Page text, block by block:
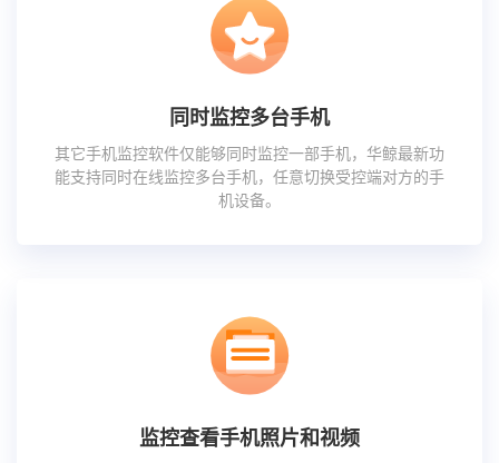
同时监控多台手机
其它手机监控软件仅能够同时监控一部手机，华鲸最新功
能支持同时在线监控多台手机，任意切换受控端对方的手
机设备。
监控查看手机照片和视频